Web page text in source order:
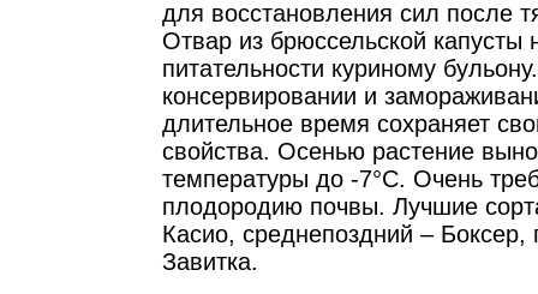
для восстановления сил после
Отвар из брюссельской капусты
питательности куриному
консервировании и
длительное время сохраняет
свойства. Осенью растение
температуры до -7°С. Очень
плодородию почвы. Лучшие
Касио, среднепоздний – Боксер,
Завитка.